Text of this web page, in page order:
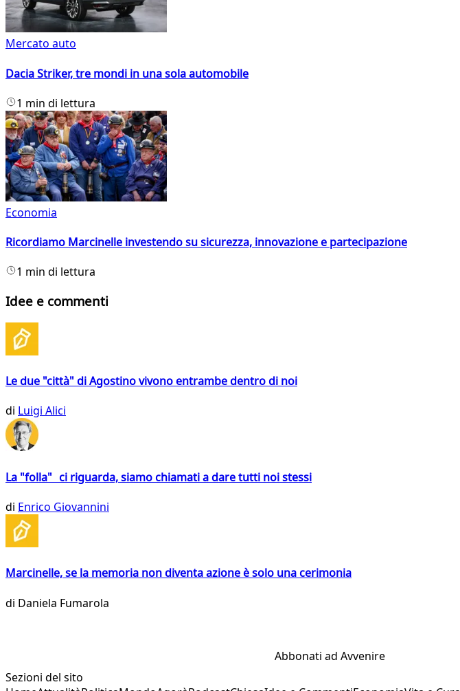
Mercato auto
Dacia Striker, tre mondi in una sola automobile
1 min di lettura
Economia
Ricordiamo Marcinelle investendo su sicurezza, innovazione e partecipazione
1 min di lettura
Idee e commenti
Le due "città" di Agostino vivono entrambe dentro di noi
di Luigi Alici
La "folla" ci riguarda, siamo chiamati a dare tutti noi stessi
di Enrico Giovannini
Marcinelle, se la memoria non diventa azione è solo una cerimonia
di Daniela Fumarola
Abbonati ad Avvenire
Sezioni del sito